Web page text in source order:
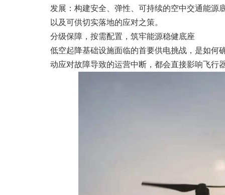
发展：构建安全、弹性、可持续的空中交通能源
以及可供切实落地的应对之策。
分级保障，按需配置，筑牢能源稳健底座
低空起降基础设施面临的首要供电挑战，是如何
动应对故障导致的运营中断，都会直接影响飞行